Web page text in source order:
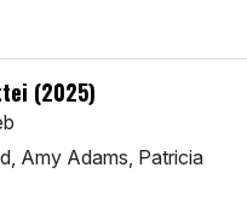
(2025)
Amy Adams, Patricia